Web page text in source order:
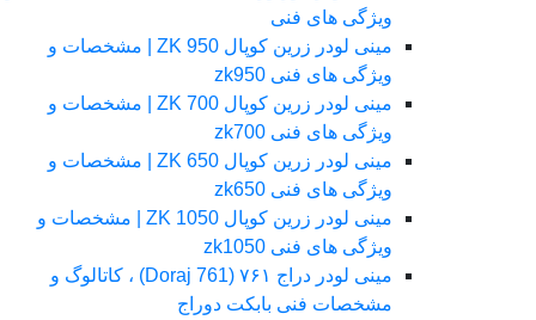
ویژگی های فنی
مینی لودر زرین کوپال ZK 950 | مشخصات و
ویژگی های فنی zk950
مینی لودر زرین کوپال ZK 700 | مشخصات و
ویژگی های فنی zk700
مینی لودر زرین کوپال ZK 650 | مشخصات و
ویژگی های فنی zk650
مینی لودر زرین کوپال ZK 1050 | مشخصات و
ویژگی های فنی zk1050
مینی لودر دراج ۷۶۱ (Doraj 761) ، کاتالوگ و
مشخصات فنی بابکت دوراج